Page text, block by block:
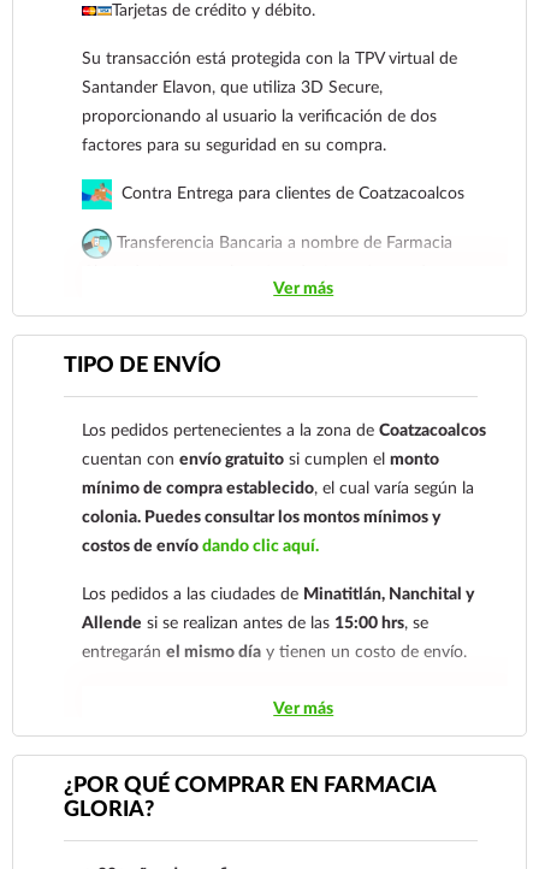
con hidroxizina. Por lo tanto, hidroxizina está
contraindicada durante la lactancia. Se debe
interrumpir la lactancia si se requiere terapia con
hidroxizina.
Tarjetas de crédito y débito.
Su transacción está protegida con la TPV virtual de
Santander Elavon, que utiliza 3D Secure,
proporcionando al usuario la verificación de dos
factores para su seguridad en su compra.
Contra Entrega para clientes de Coatzacoalcos
Transferencia Bancaria a nombre de Farmacia
cuenta: Clave: 014854655008143954
Para esta forma de pago el cliente deberá enviar su
comprobante de pago a al siguiente correo
nuestro
921 261 8491
Ver más
TIPO DE ENVÍO
Los pedidos pertenecientes a la zona deCoatzacoalcos
cuentan conenvío gratuito si cumplen elmonto
mínimo de compra establecido, el cual varía según la
colonia. Puedes consultar los montos mínimos y
costos de envíodando clic aquí.
Los pedidos a las ciudades de Minatitlán, Nanchital y
Allende si se realizan antes de las 15:00 hrs, se
entregaránel mismo día y tienen un costo de envío.
Los pedidos de otras localidades se envían mediante
.Sólo hacemos envíos en el territorio
nacional.
Ver más
¿POR QUÉ COMPRAR EN FARMACIA
GLORIA?